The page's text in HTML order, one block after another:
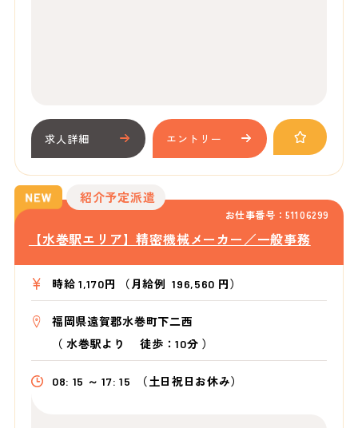
求人詳細 エントリー
お仕事番号：51106299
紹介予定派遣
【水巻駅エリア】精密機械メーカー／一般事務
時給 1,170円 （月給例 196,560 円）
福岡県遠賀郡水巻町下二西
（水巻駅より徒歩：10分 ）
08: 15 ～ 17: 15 （土日祝日お休み）